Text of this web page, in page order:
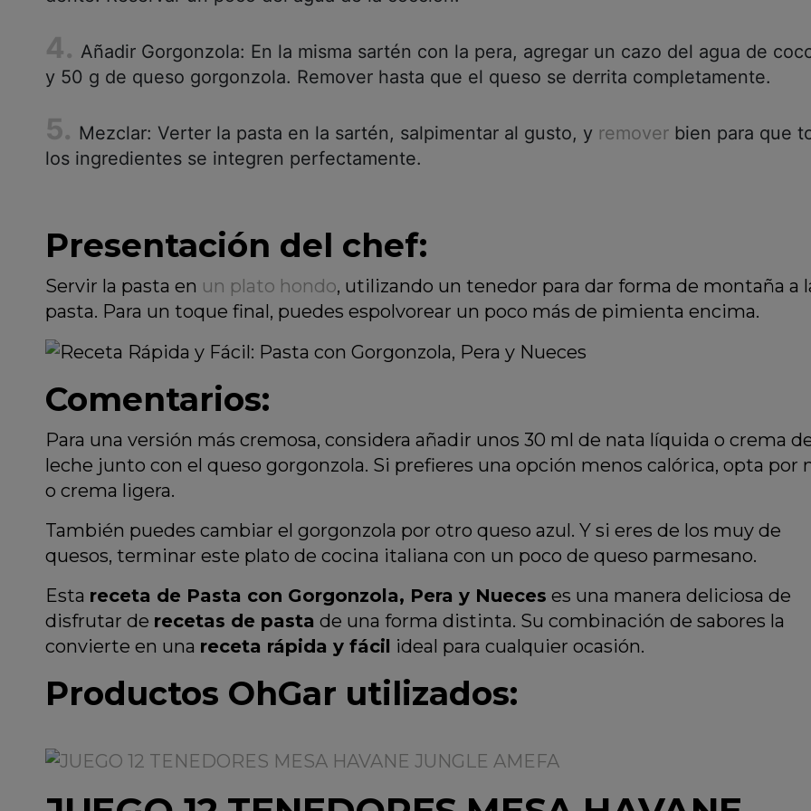
Añadir Gorgonzola: En la misma sartén con la pera, agregar un cazo del agua de
y 50 g de queso gorgonzola. Remover hasta que el queso se derrita completamente.
Mezclar: Verter la pasta en la sartén, salpimentar al gusto, y remover bien para que
los ingredientes se integren perfectamente.
Presentación del chef:
Servir la pasta en un plato hondo, utilizando un tenedor para dar forma de montaña a
pasta. Para un toque final, puedes espolvorear un poco más de pimienta encima.
Comentarios:
Para una versión más cremosa, considera añadir unos 30 ml de nata líquida o crema
leche junto con el queso gorgonzola. Si prefieres una opción menos calórica, opta por
o crema ligera.
También puedes cambiar el gorgonzola por otro queso azul. Y si eres de los muy de
quesos, terminar este plato de cocina italiana con un poco de queso parmesano.
Esta receta de Pasta con Gorgonzola, Pera y Nueces es una manera deliciosa de
disfrutar de recetas de pasta de una forma distinta. Su combinación de sabores la
convierte en una receta rápida y fácil ideal para cualquier ocasión.
Productos OhGar utilizados​: